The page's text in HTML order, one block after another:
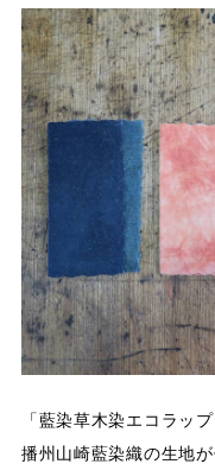
「藍染草木染エコラッ
播州山崎藍染織の生地が